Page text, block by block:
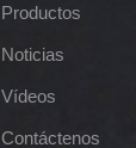
Productos
Noticias
Vídeos
Contáctenos